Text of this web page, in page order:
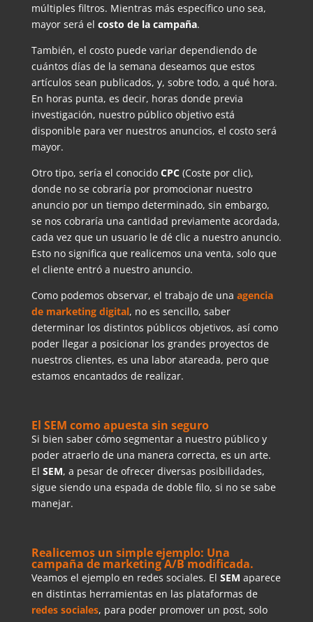
múltiples filtros. Mientras más específico uno sea,
mayor será el costo de la campaña.
También, el costo puede variar dependiendo de
cuántos días de la semana deseamos que estos
artículos sean publicados, y, sobre todo, a qué hora.
En horas punta, es decir, horas donde previa
investigación, nuestro público objetivo está
disponible para ver nuestros anuncios, el costo será
mayor.
Otro tipo, sería el conocido CPC(Coste por clic),
donde no se cobraría por promocionar nuestro
anuncio por un tiempo determinado, sin embargo,
se nos cobraría una cantidad previamente acordada,
cada vez que un usuario le dé clic a nuestro anuncio.
Esto no significa que realicemos una venta, solo que
el cliente entró a nuestro anuncio.
Como podemos observar, el trabajo de una agencia
de marketing digital, no es sencillo, saber
determinar los distintos públicos objetivos, así como
poder llegar a posicionar los grandes proyectos de
nuestros clientes, es una labor atareada, pero que
estamos encantados de realizar.
El SEM como apuesta sin seguro
Si bien saber cómo segmentar a nuestro público y
poder atraerlo de una manera correcta, es un arte.
El SEM, a pesar de ofrecer diversas posibilidades,
sigue siendo una espada de doble filo, si no se sabe
manejar.
Realicemos un simple ejemplo: Una
campaña de marketing A/B modificada.
Veamos el ejemplo en redes sociales. El SEM aparece
en distintas herramientas en las plataformas de
redes sociales, para poder promover un post, solo